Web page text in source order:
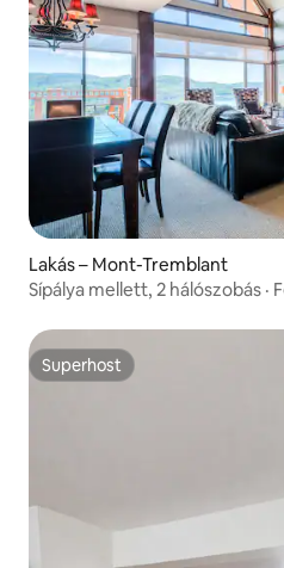
Lakás – Mont-Tremblant
Sípálya mellett, 2 hálószobás ·
Superhost
Superhost